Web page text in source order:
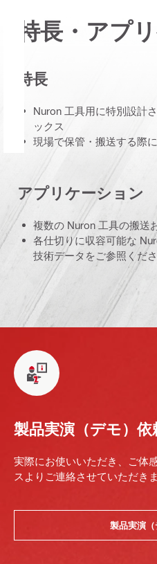
特長・アプ
特長
Nuron 工具用に特別設計
ックス
現場で保管・搬送する際
アプリケーション
複数の Nuron 工具の搬送
各仕切りに収容可能な
技術データをご参照くださ
製品実演（デモ）依
実際にお使いいただき、ご体
スよりご連絡させていただきま
製品実演